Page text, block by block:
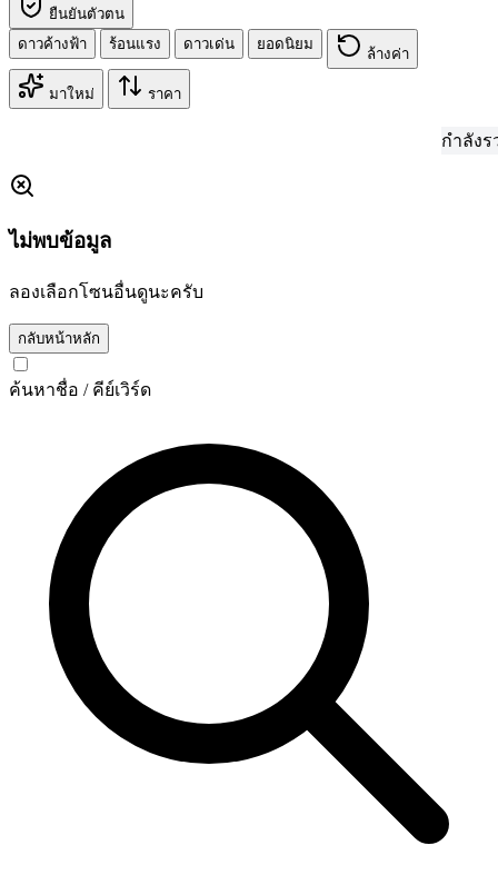
ยืนยันตัวตน
ดาวค้างฟ้า
ร้อนแรง ดาวเด่น ยอดนิยม
ล้างค่า
มาใหม่ ราคา
กำลังรวบรวมข้อ
ไม่พบข้อมูล
ลองเลือกโซนอื่นดูนะครับ
กลับหน้าหลัก
ค้นหาชื่อ / คีย์เวิร์ด